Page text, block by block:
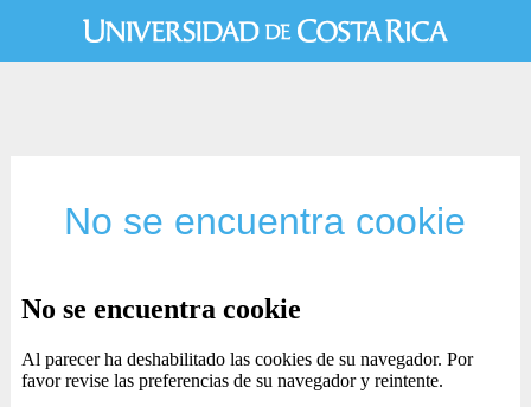
No se encuentra cookie
No se encuentra cookie
Al parecer ha deshabilitado las cookies de su navegador. Por
favor revise las preferencias de su navegador y reintente.